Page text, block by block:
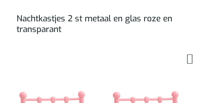
Nachtkastjes 2 st metaal en glas roze en
transparant